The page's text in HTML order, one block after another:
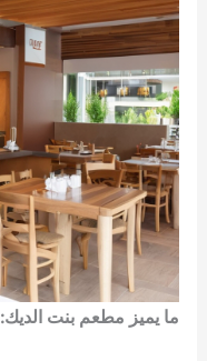
ما يميز مطعم بنت الديك: